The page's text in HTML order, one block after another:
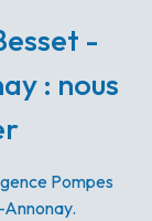
-
: nous
Pompes